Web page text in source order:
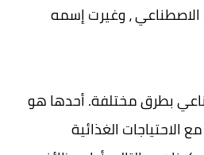
الاصطناعي ، وغيرت إسمه
بطرق مختلفة. أحدها هو
الاحتياجات الغذائية